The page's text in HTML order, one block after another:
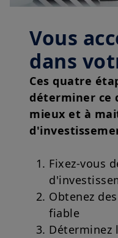
Vous
dans
Ces quatre
déterminer ce
mieux et à
Fixez-vous
Obtenez
fiable
Déterminez